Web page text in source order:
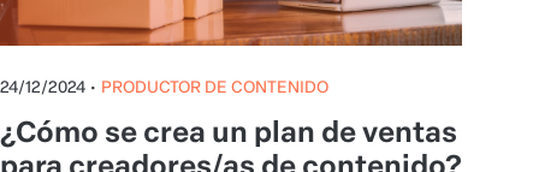
24/12/2024 • PRODUCTOR DE CONTENIDO
¿Cómo se crea un plan de ventas